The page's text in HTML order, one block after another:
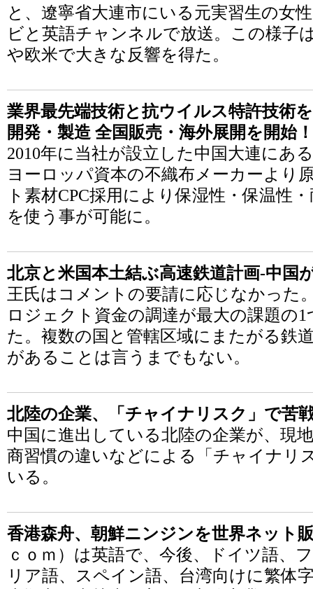
と、遼寧省大連市にいる元実習生の女
ビと英語チャンネルで放送。この様子
や欧米で大きな反響を得た。
業界最先端技術と抗ウイルス特許技術
開発・製造 全国販売・海外展開を開始！
2010年に当社が設立した中国大連にあ
ヨーロッパ資本の不織布メーカーより
ト素材CPC採用により保湿性・保温性
を使う事が可能に。
北京と米国本土結ぶ高速鉄道計画-中国
王氏はコメントの要請に応じなかった
ロジェクト資金の調達が最大の課題の
た。複数の国と管轄区域にまたがる鉄
があることは言うまでもない。
北陸の企業、「チャイナリスク」で苦
中国に進出している北陸の企業が、現
商習慣の違いなどによる「チャイナリ
いる。
香港森舟、朝鮮ニンジンを世界ネット
ｃｏｍ）は英語で、今後、ドイツ語、
リア語、スペイン語、台湾向けに繁体